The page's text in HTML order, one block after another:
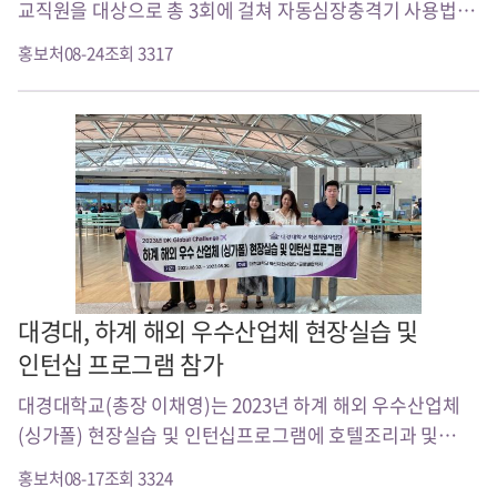
교직원을 대상으로 총 3회에 걸쳐 자동심장충격기 사용법 등
심폐소생술 교육(사진)을 실시했다고 밝혔다. 이번 교육은
대학 교직원이 심정..
홍보처08-24조회 3317
대경대, 하계 해외 우수산업체 현장실습 및
인턴십 프로그램 참가
대경대학교(총장 이채영)는 2023년 하계 해외 우수산업체
(싱가폴) 현장실습 및 인턴십프로그램에 호텔조리과 및
뷰티학부 메이크업전공 학생 3명이 참가하였다고 밝혔다.
홍보처08-17조회 3324